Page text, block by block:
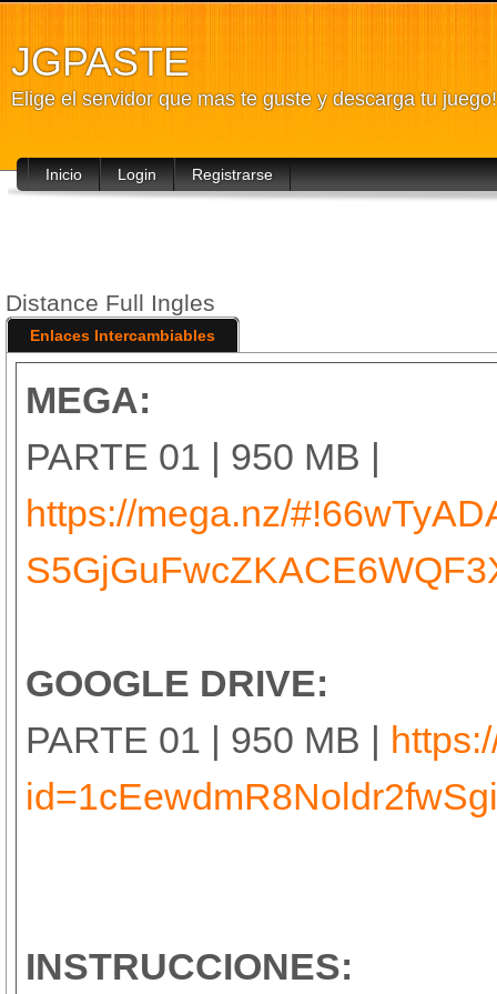
JGPASTE
Elige el servidor que mas te guste y descarga tu juego!
Inicio Login Registrarse
Distance Full Ingles
Enlaces Intercambiables
MEGA:
PARTE 01 | 950 MB |
https://mega.nz/
GOOGLE DRIVE:
PARTE 01 | 950 MB |
INSTRUCCIONES: